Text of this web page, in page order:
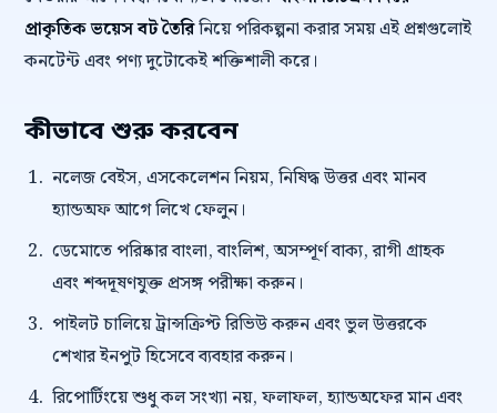
প্রাকৃতিক ভয়েস বট তৈরিনিয়ে পরিকল্পনা করার সময় এই প্রশ্নগুলোই
কনটেন্ট এবং পণ্য দুটোকেই শক্তিশালী করে।
কীভাবে শুরু করবেন
নলেজ বেইস, এসকেলেশন নিয়ম, নিষিদ্ধ উত্তর এবং মানব
হ্যান্ডঅফ আগে লিখে ফেলুন।
ডেমোতে পরিষ্কার বাংলা, বাংলিশ, অসম্পূর্ণ বাক্য, রাগী গ্রাহক
এবং শব্দদূষণযুক্ত প্রসঙ্গ পরীক্ষা করুন।
পাইলট চালিয়ে ট্রান্সক্রিপ্ট রিভিউ করুন এবং ভুল উত্তরকে
শেখার ইনপুট হিসেবে ব্যবহার করুন।
রিপোর্টিংয়ে শুধু কল সংখ্যা নয়, ফলাফল, হ্যান্ডঅফের মান এবং